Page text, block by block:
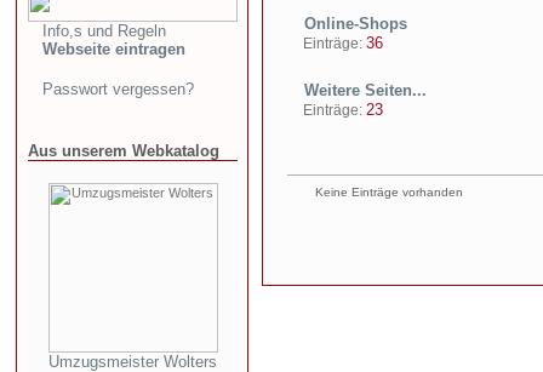
Info,s und Regeln
Webseite eintragen
Passwort vergessen?
Aus unserem Webkatalog
Umzugsmeister Wolters
Online-Shops
Einträge: 36
Weitere Seiten...
Einträge: 23
Keine Einträge vorhanden